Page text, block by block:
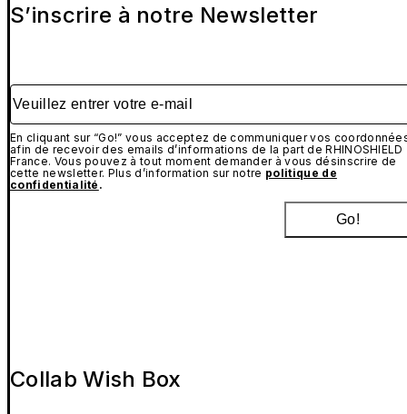
S’inscrire à notre Newsletter
Veuillez entrer votre e-mail
En cliquant sur “Go!” vous acceptez de communiquer vos
afin de recevoir des emails d’informations de la part de RHINOSHIELD
France. Vous pouvez à tout moment demander à vous désinscrire de
cette newsletter. Plus d’information sur notre politique de
confidentialité .
Go!
Collab Wish Box